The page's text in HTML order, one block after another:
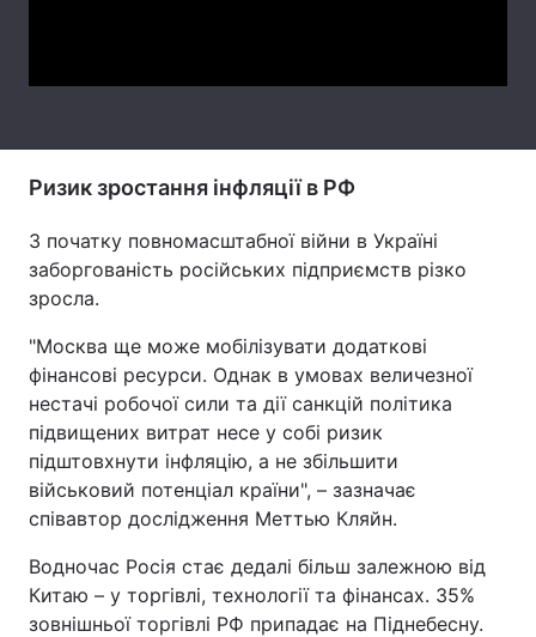
Ризик зростання інфляції в РФ
З початку повномасштабної війни в Україні
заборгованість російських підприємств різко
зросла.
"Москва ще може мобілізувати додаткові
фінансові ресурси. Однак в умовах величезної
нестачі робочої сили та дії санкцій політика
підвищених витрат несе у собі ризик
підштовхнути інфляцію, а не збільшити
військовий потенціал країни", – зазначає
співавтор дослідження Меттью Кляйн.
Водночас Росія стає дедалі більш залежною від
Китаю – у торгівлі, технології та фінансах. 35%
зовнішньої торгівлі РФ припадає на Піднебесну.